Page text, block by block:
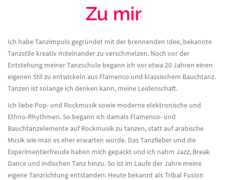
Zu mir
Ich habe Tanzimpuls gegründet mit der brennenden Idee, bekannte
Tanzstile kreativ miteinander zu verschmelzen. Noch vor der
Entstehung meiner Tanzschule begann ich vor etwa 20 Jahren einen
eigenen Stil zu entwickeln aus Flamenco und klassischem Bauchtanz.
Tanzen ist solange ich denken kann, meine Leidenschaft.
Ich liebe Pop- und Rockmusik sowie moderne elektronische und
Ethno-Rhythmen. So begann ich damals Flamenco- und
Bauchtanzelemente auf Rockmusik zu tanzen, statt auf arabische
Musik wie man es eher erwarten würde. Das Tanzfieber und die
Experimentierfreude haben mich gepackt und ich nahm Jazz, Break
Dance und indischen Tanz hinzu. So ist im Laufe der Jahre meine
eigene Tanzrichtung entstanden: Heute bekannt als Tribal Fusion